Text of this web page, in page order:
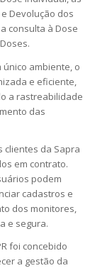
Devolução dos
consulta à Dose
ambiente, o
e eficiente,
a rastreabilidade
das
clientes da Sapra
em contrato.
podem
cadastros e
dos monitores,
e segura.
foi concebido
a gestão da